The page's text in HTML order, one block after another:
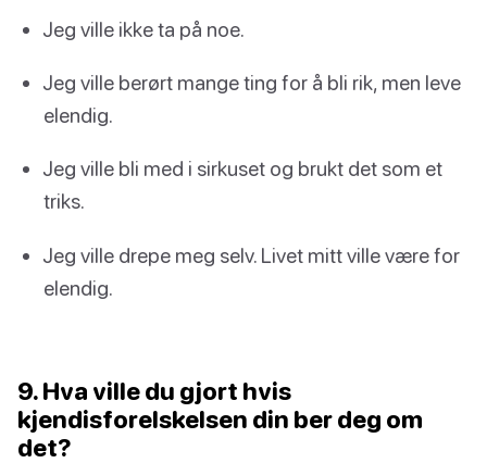
Jeg ville ikke ta på noe.
Jeg ville berørt mange ting for å bli rik, men leve
elendig.
Jeg ville bli med i sirkuset og brukt det som et
triks.
Jeg ville drepe meg selv. Livet mitt ville være for
elendig.
9. Hva ville du gjort hvis
kjendisforelskelsen din ber deg om
det?